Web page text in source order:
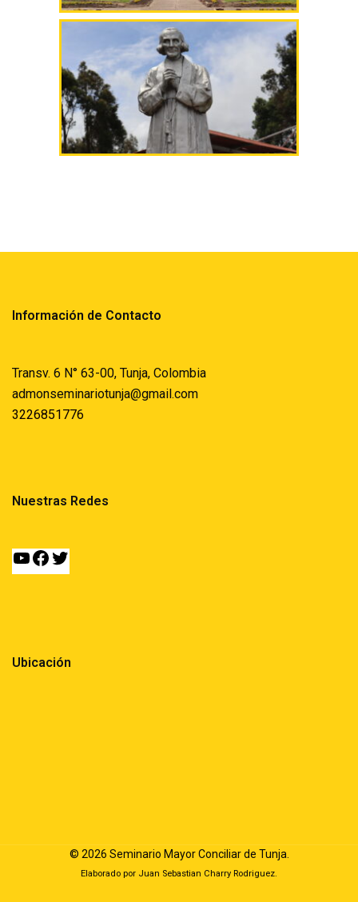
Información de Contacto
Transv. 6 N° 63-00, Tunja, Colombia
admonseminariotunja@gmail.com
3226851776
Nuestras Redes
Ubicación
© 2026 Seminario Mayor Conciliar de Tunja.
Elaborado por Juan Sebastian Charry Rodriguez.